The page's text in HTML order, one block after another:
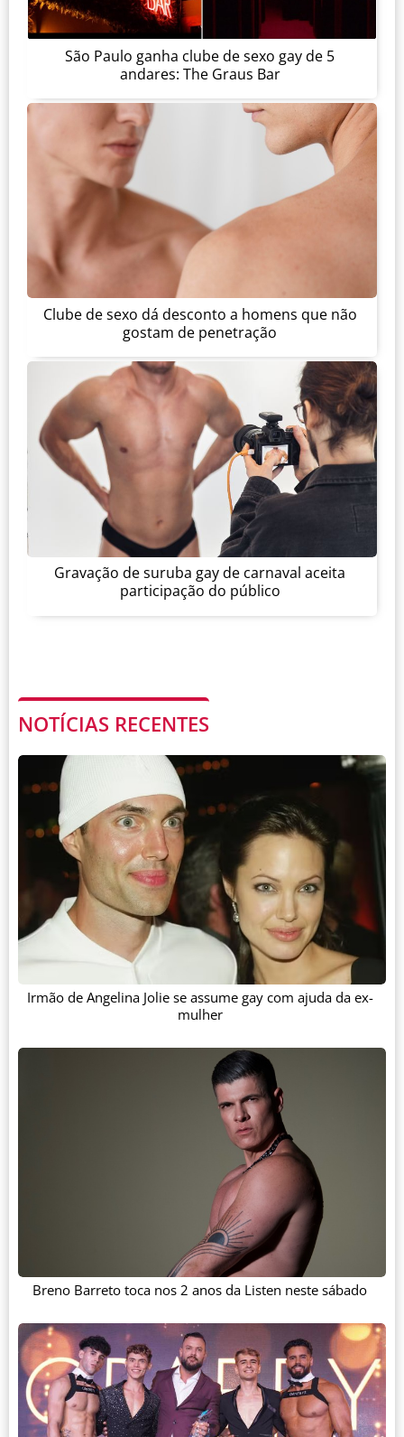
São Paulo ganha clube de sexo gay de 5
andares: The Graus Bar
Clube de sexo dá desconto a homens que não
gostam de penetração
Gravação de suruba gay de carnaval aceita
participação do público
NOTÍCIAS RECENTES
Irmão de Angelina Jolie se assume gay com ajuda da ex-
mulher
Breno Barreto toca nos 2 anos da Listen neste sábado